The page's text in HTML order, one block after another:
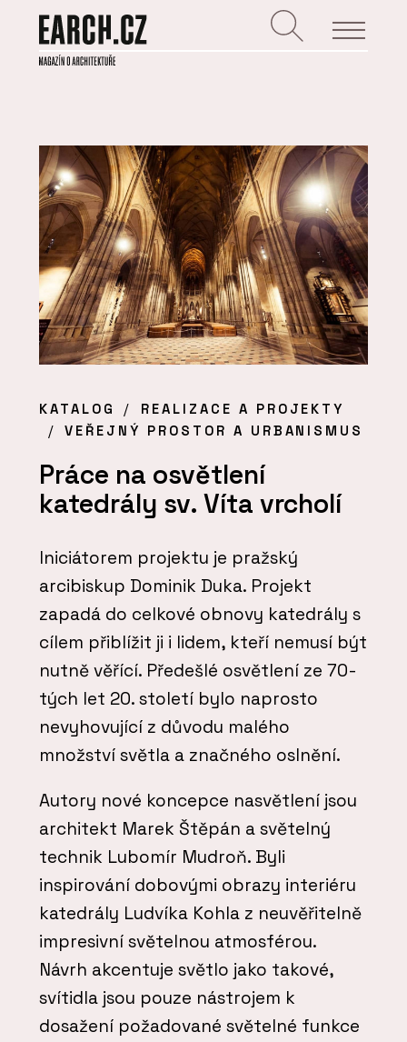
KATALOG
REALIZACE A PROJEKTY
VEŘEJNÝ PROSTOR A URBANISMUS
Práce na osvětlení
katedrály sv. Víta vrcholí
Iniciátorem projektu je pražský
arcibiskup Dominik Duka. Projekt
zapadá do celkové obnovy katedrály s
cílem přiblížit ji i lidem, kteří nemusí být
nutně věřící. Předešlé osvětlení ze 70-
tých let 20. století bylo naprosto
nevyhovující z důvodu malého
množství světla a značného oslnění.
Autory nové koncepce nasvětlení jsou
architekt Marek Štěpán a světelný
technik Lubomír Mudroň. Byli
inspirování dobovými obrazy interiéru
katedrály Ludvíka Kohla z neuvěřitelně
impresivní světelnou atmosférou.
Návrh akcentuje světlo jako takové,
svítidla jsou pouze nástrojem k
dosažení požadované světelné funkce